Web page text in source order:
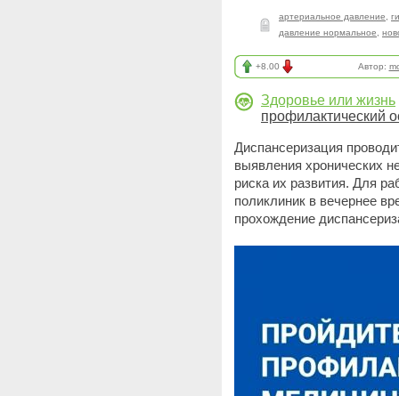
артериальное давление
давление нормальное
+8.00 Автор:
Здоровье или жизнь
профилактический
Диспансеризация
выявления хронических
риска их развития. Для
поликлиник в вечернее
прохождение